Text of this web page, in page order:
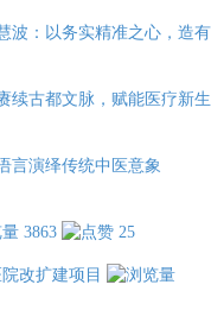
波：以务实精准之心，造有
续古都文脉，赋能医疗新生
言演绎传统中医意象
3863 25
改扩建项目